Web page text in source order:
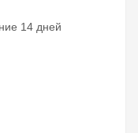
14 дней